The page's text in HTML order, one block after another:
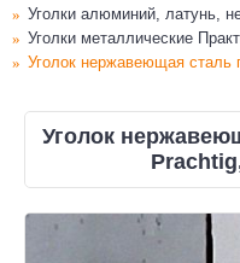
Уголки алюминий, латунь,
Уголки металлические
Уголок нержавеющая сталь
Уголок